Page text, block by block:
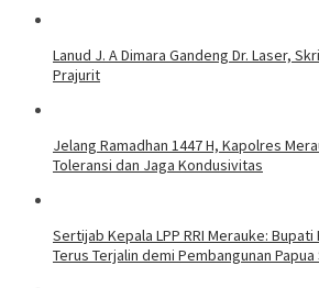
Lanud J. A Dimara Gandeng Dr. Laser,
Prajurit
Jelang Ramadhan 1447 H, Kapolres
Toleransi dan Jaga Kondusivitas
Sertijab Kepala LPP RRI Merauke:
Terus Terjalin demi Pembangunan Papua